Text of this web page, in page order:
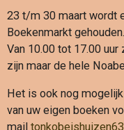
23 t/m 30 maart wordt
Boekenmarkt gehouden.
Van 10.00 tot 17.00
zijn maar de hele
Het is ook nog
van uw eigen boeken
mail